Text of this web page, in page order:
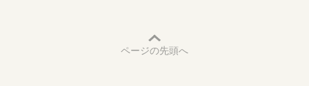
ページの先頭へ